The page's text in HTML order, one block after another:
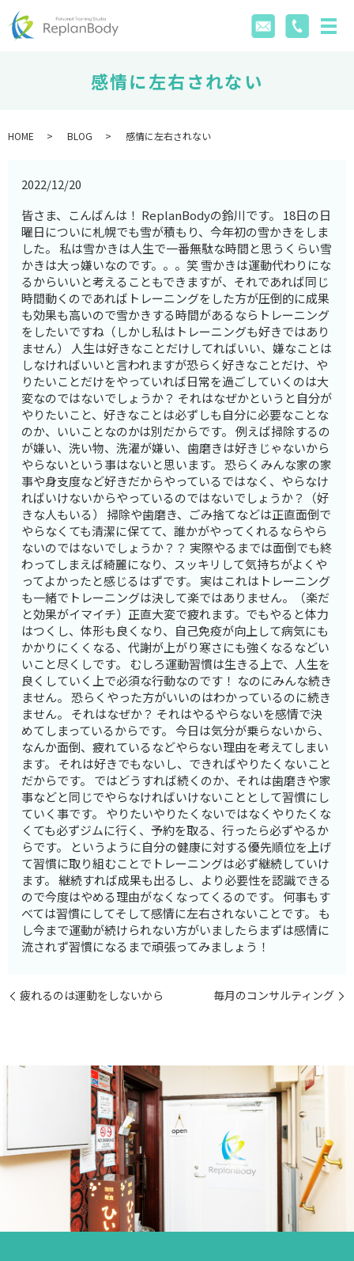
感情に左右されない
HOME BLOG 感情に左右されない
2022/12/20
皆さま、こんばんは！ ReplanBodyの鈴川です。 18日の日
曜日についに札幌でも雪が積もり、今年初の雪かきをしま
した。 私は雪かきは人生で一番無駄な時間と思うくらい雪
かきは大っ嫌いなのです。。。笑 雪かきは運動代わりにな
るからいいと考えることもできますが、それであれば同じ
時間動くのであればトレーニングをした方が圧倒的に成果
も効果も高いので雪かきする時間があるならトレーニング
をしたいですね（しかし私はトレーニングも好きではあり
ません） 人生は好きなことだけしてればいい、嫌なことは
しなければいいと言われますが恐らく好きなことだけ、や
りたいことだけをやっていれば日常を過ごしていくのは大
変なのではないでしょうか？ それはなぜかというと自分が
やりたいこと、好きなことは必ずしも自分に必要なことな
のか、いいことなのかは別だからです。 例えば掃除するの
が嫌い、洗い物、洗濯が嫌い、歯磨きは好きじゃないから
やらないという事はないと思います。 恐らくみんな家の家
事や身支度など好きだからやっているではなく、やらなけ
ればいけないからやっているのではないでしょうか？（好
きな人もいる） 掃除や歯磨き、ごみ捨てなどは正直面倒で
やらなくても清潔に保てて、誰かがやってくれるならやら
ないのではないでしょうか？？ 実際やるまでは面倒でも終
わってしまえば綺麗になり、スッキリして気持ちがよくや
ってよかったと感じるはずです。 実はこれはトレーニング
も一緒でトレーニングは決して楽ではありません。（楽だ
と効果がイマイチ）正直大変で疲れます。でもやると体力
はつくし、体形も良くなり、自己免疫が向上して病気にも
かかりにくくなる、代謝が上がり寒さにも強くなるなどい
いこと尽くしです。 むしろ運動習慣は生きる上で、人生を
良くしていく上で必須な行動なのです！ なのにみんな続き
ません。 恐らくやった方がいいのはわかっているのに続き
ません。 それはなぜか？ それはやるやらないを感情で決
めてしまっているからです。 今日は気分が乗らないから、
なんか面倒、疲れているなどやらない理由を考えてしまい
ます。 それは好きでもないし、できればやりたくないこと
だからです。 ではどうすれば続くのか、それは歯磨きや家
事などと同じでやらなければいけないこととして習慣にし
ていく事です。 やりたいやりたくないではなくやりたくな
くても必ずジムに行く、予約を取る、行ったら必ずやるか
らです。 というように自分の健康に対する優先順位を上げ
て習慣に取り組むことでトレーニングは必ず継続していけ
ます。 継続すれば成果も出るし、より必要性を認識できる
ので今度はやめる理由がなくなってくるのです。 何事もす
べては習慣にしてそして感情に左右されないことです。 も
し今まで運動が続けられない方がいましたらまずは感情に
流されず習慣になるまで頑張ってみましょう！
疲れるのは運動をしないから 毎月のコンサルティング